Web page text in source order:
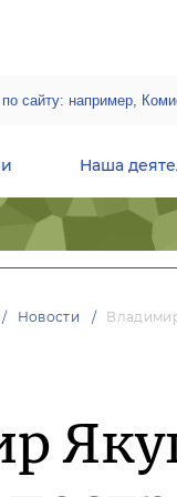
Наша
Новости